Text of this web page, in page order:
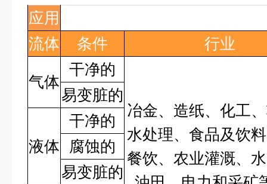
应用
流体
条件 行业
气体
干净的
冶金、造纸、化工
水处理、食品及饮
餐饮、农业灌溉、
易变脏的
液体
干净的
腐蚀的
易变脏的